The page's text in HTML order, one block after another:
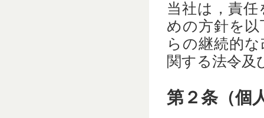
当社は，責
めの方針を
らの継続的
関する法令及
第２条（個